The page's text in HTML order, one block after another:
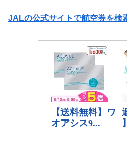
JALの公式サイトで航空券を検